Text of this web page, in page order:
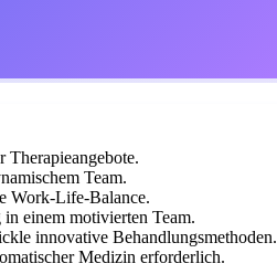
Therapieangebote.
Team.
Work-Life-Balance.
einem motivierten Team.
innovative Behandlungsmethoden.
Medizin erforderlich.